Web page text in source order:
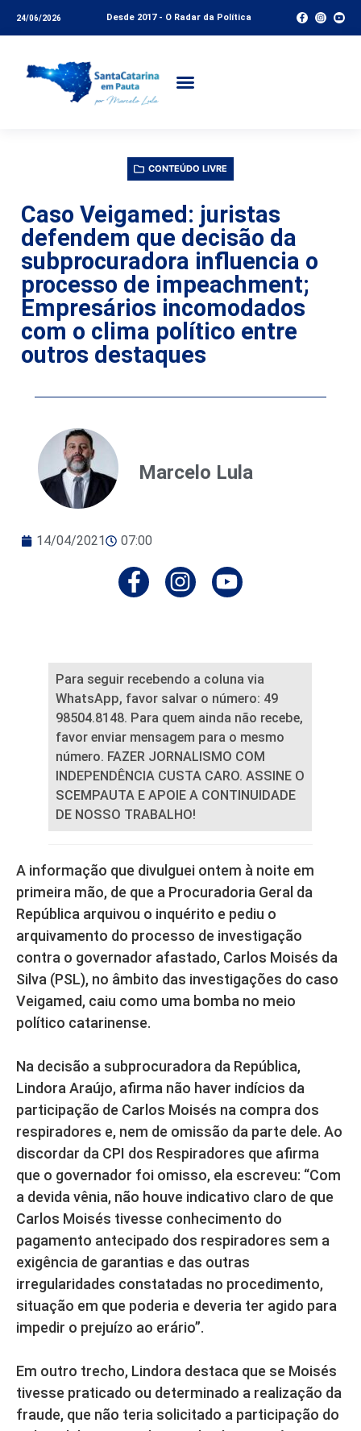
24/06/2026 Desde 2017 - O Radar da Política
CONTEÚDO LIVRE
Caso Veigamed: juristas
defendem que decisão da
subprocuradora influencia o
processo de impeachment;
Empresários incomodados
com o clima político entre
outros destaques
Marcelo Lula
14/04/2021 07:00
Para seguir recebendo a coluna via
WhatsApp, favor salvar o número: 49
98504.8148. Para quem ainda não recebe,
favor enviar mensagem para o mesmo
número. FAZER JORNALISMO COM
INDEPENDÊNCIA CUSTA CARO. ASSINE O
SCEMPAUTA E APOIE A CONTINUIDADE
DE NOSSO TRABALHO!
A informação que divulguei ontem à noite em
primeira mão, de que a Procuradoria Geral da
República arquivou o inquérito e pediu o
arquivamento do processo de investigação
contra o governador afastado, Carlos Moisés da
Silva (PSL), no âmbito das investigações do caso
Veigamed, caiu como uma bomba no meio
político catarinense.
Na decisão a subprocuradora da República,
Lindora Araújo, afirma não haver indícios da
participação de Carlos Moisés na compra dos
respiradores e, nem de omissão da parte dele. Ao
discordar da CPI dos Respiradores que afirma
que o governador foi omisso, ela escreveu: “Com
a devida vênia, não houve indicativo claro de que
Carlos Moisés tivesse conhecimento do
pagamento antecipado dos respiradores sem a
exigência de garantias e das outras
irregularidades constatadas no procedimento,
situação em que poderia e deveria ter agido para
impedir o prejuízo ao erário”.
Em outro trecho, Lindora destaca que se Moisés
tivesse praticado ou determinado a realização da
fraude, que não teria solicitado a participação do